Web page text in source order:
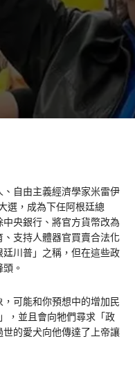
自由主義經濟學家米雷伊
選，成為下任阿根廷總
央銀行、將官方貨幣改為
支持人體器官買賣合法化
川普」之稱，但在這些政
。
可能和你預想中的增加民
，並且會向牠們尋求「政
的愛犬向他傳達了上帝讓